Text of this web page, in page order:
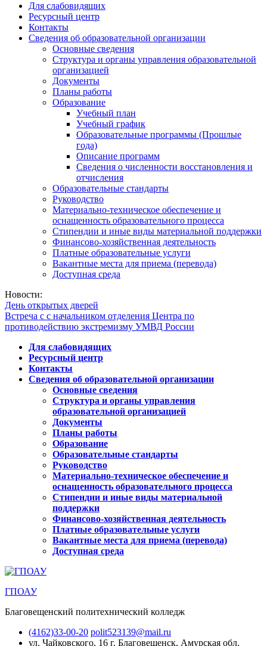
Для слабовидящих
Ресурсный центр
Контакты
Сведения об образовательной организации
Основные сведения
Структура и органы управления образовательной
организацией
Документы
Планы работы
Образование
Учебный план
Учебный график
Образовательные программы (Прошлые
года)
Описание программ
Сведения о численности восстановления и
отчисления
Образовательные стандарты
Руководство
Материально-техническое обеспечение и
оснащенность образовательного процесса
Стипендии и иные виды материальной поддержки
Финансово-хозяйственная деятельность
Платные образовательные услуги
Вакантные места для приема (перевода)
Доступная среда
Новости:
День открытых дверей
Встреча с с начальником отделения Центра по
противодействию экстремизму УМВД России
Для слабовидящих
Ресурсный центр
Контакты
Сведения об образовательной организации
Основные сведения
Структура и органы управления
образовательной организацией
Документы
Планы работы
Образование
Образовательные стандарты
Руководство
Материально-техническое обеспечение и
оснащенность образовательного процесса
Стипендии и иные виды материальной
поддержки
Финансово-хозяйственная деятельность
Платные образовательные услуги
Вакантные места для приема (перевода)
Доступная среда
ГПОАУ
Благовещенский политехнический колледж
(4162)33-00-20 polit523139@mail.ru
ул. Чайковского, 16 г. Благовещенск, Амурская обл.